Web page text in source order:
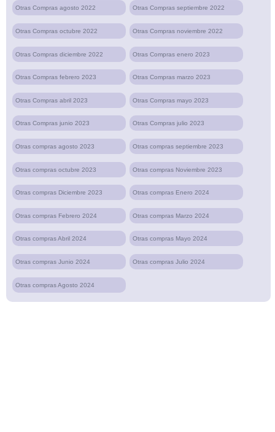
Otras Compras agosto 2022 Otras Compras septiembre 2022
Otras Compras octubre 2022 Otras Compras noviembre 2022
Otras Compras diciembre 2022 Otras Compras enero 2023
Otras Compras febrero 2023 Otras Compras marzo 2023
Otras Compras abril 2023 Otras Compras mayo 2023
Otras Compras junio 2023 Otras Compras julio 2023
Otras compras agosto 2023 Otras compras septiembre 2023
Otras compras octubre 2023 Otras compras Noviembre 2023
Otras compras Diciembre 2023 Otras compras Enero 2024
Otras compras Febrero 2024 Otras compras Marzo 2024
Otras compras Abril 2024 Otras compras Mayo 2024
Otras compras Junio 2024 Otras compras Julio 2024
Otras compras Agosto 2024